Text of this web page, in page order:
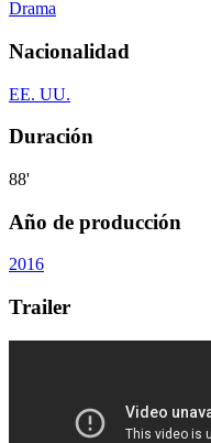
Drama
Nacionalidad
EE. UU.
Duración
88'
Año de producción
2016
Trailer